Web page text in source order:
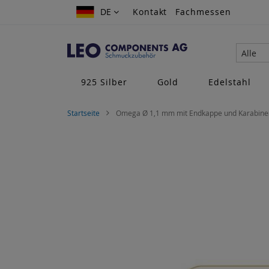
Zum
DE
DE Kontakt Fachmessen
Alle
925 Silber
Gold Edelstahl
Startseite Omega Ø 1,1 mm mit Endkappe und